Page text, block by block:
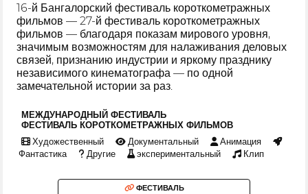
16-й Бангалорский фестиваль короткометражных
фильмов — 27-й фестиваль короткометражных
фильмов — благодаря показам мирового уровня,
значимым возможностям для налаживания деловых
связей, признанию индустрии и яркому празднику
независимого кинематографа — по одной
замечательной истории за раз.
МЕЖДУНАРОДНЫЙ ФЕСТИВАЛЬ
ФЕСТИВАЛЬ КОРОТКОМЕТРАЖНЫХ ФИЛЬМОВ
Художественный Документальный
Анимация
Фантастика
Другие экспериментальный Клип
ФЕСТИВАЛЬ